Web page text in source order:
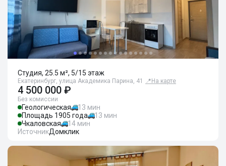
Студия, 25.5 м², 5/15 этаж
Екатеринбург, улица Академика Парина, 41 📍 На карте
4 500 000 ₽
Без комиссии
Геологическая
13 мин
Площадь 1905 года
13 мин
Чкаловская
14 мин
ИсточникДомклик